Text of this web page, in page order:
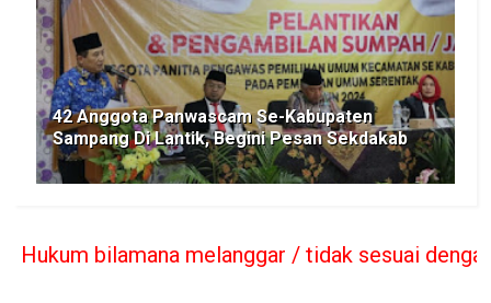
42 Anggota Panwascam Se-Kabupaten
Sampang Di Lantik, Begini Pesan Sekdakab
/ tidak sesuai dengan Kode Etik